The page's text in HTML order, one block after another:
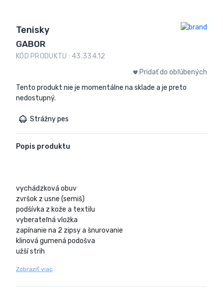
Tenisky
GABOR
KÓD PRODUKTU : 43.334.12
Pridať do obľúbených
Tento produkt nie je momentálne na sklade a je preto
nedostupný.
Strážny pes
Popis produktu
vychádzková obuv
zvršok z usne (semiš)
podšívka z kože a textilu
vyberateľná vložka
zapínanie na 2 zipsy a šnurovanie
klinová gumená podošva
užší strih
Zobraziť viac